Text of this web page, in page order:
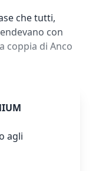
che tutti,
con
coppia di Anco
agli